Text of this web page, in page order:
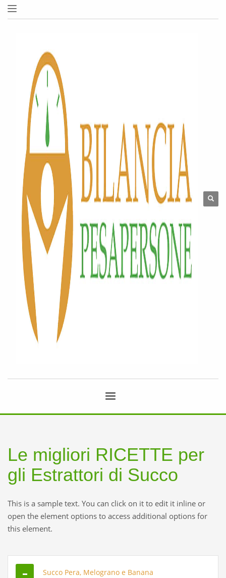
Le migliori RICETTE per
gli Estrattori di Succo
This is a sample text. You can click on it to edit it inline or
open the element options to access additional options for
this element.
Succo Pera, Melograno e Banana